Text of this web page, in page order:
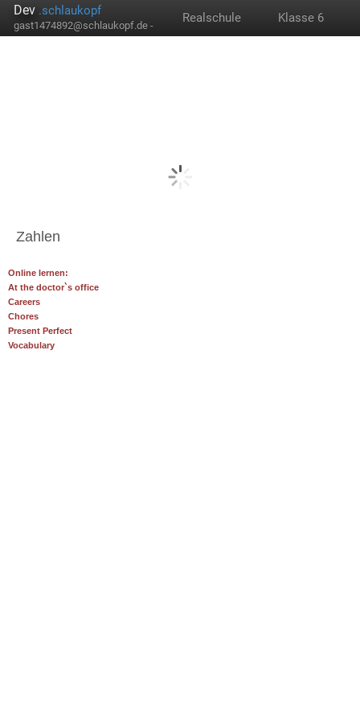
Dev .schlaukopf
gast1474892@schlaukopf.de -
Realschule Klasse 6
Zahlen
Online lernen:
At the doctor`s office
Careers
Chores
Present Perfect
Vocabulary